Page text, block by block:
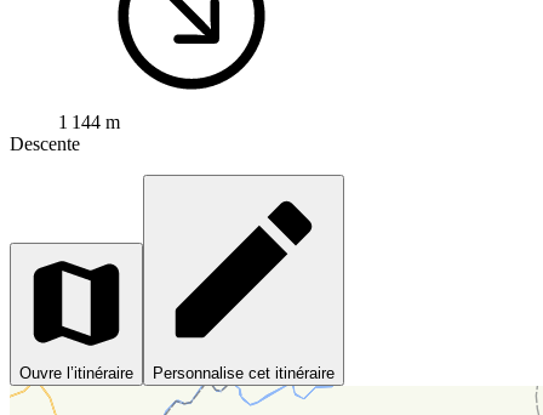
1 144 m
Descente
Ouvre l’itinéraire Personnalise cet itinéraire